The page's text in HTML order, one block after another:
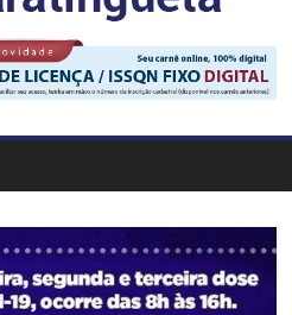
de vacinação contra a Febre